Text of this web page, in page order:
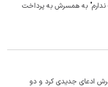
ندارم" به همسرش به پرداخت
ادعای جدیدی کرد و دو